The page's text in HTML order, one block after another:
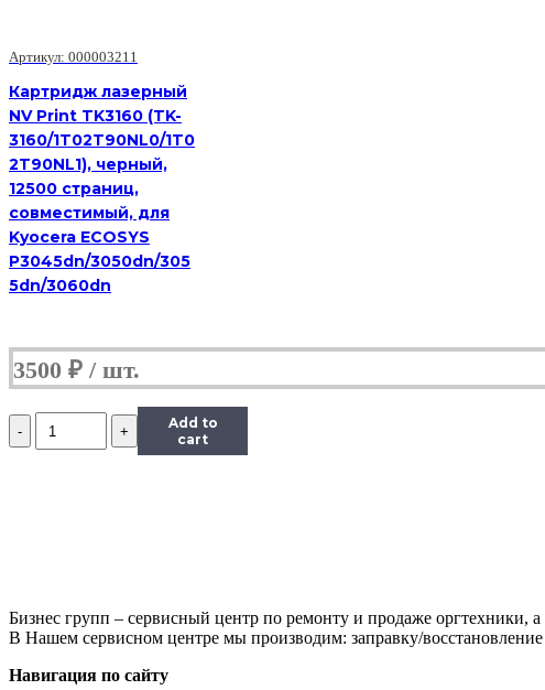
M118/M118i,
CopyCentre
C118
Артикул: 000003211
Картридж лазерный
NV Print TK3160 (TK-
3160/1T02T90NL0/1T0
2T90NL1), черный,
12500 страниц,
совместимый, для
Kyocera ECOSYS
P3045dn/3050dn/305
5dn/3060dn
3500 ₽
Количество
Картридж
Xerox
WorkCentre
CopyCentre
Add to
cart
Бизнес групп – сервисный центр по ремонту и продаже оргтехники,
В Нашем сервисном центре мы производим: заправку/
Навигация по сайту